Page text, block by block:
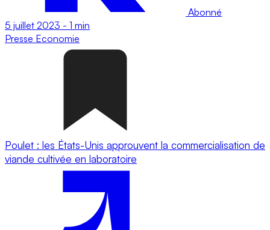
Abonné
5 juillet 2023 - 1 min
Presse Economie
Poulet : les États-Unis approuvent la commercialisation de
viande cultivée en laboratoire